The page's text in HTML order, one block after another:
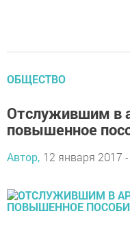
ОБЩЕСТВО
Отслужившим в
повышенное
Автор, 12 января 2017